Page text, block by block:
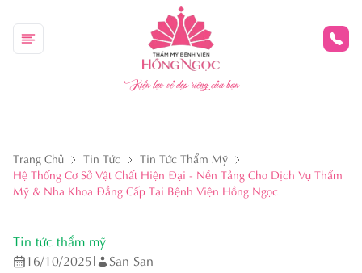
Kiến tạo vẻ đẹp riêng của bạn
Trang Chủ Tin Tức
Tin Tức Thẩm Mỹ
Hệ Thống Cơ Sở Vật Chất Hiện Đại - Nền Tảng Cho Dịch Vụ Thẩm
Mỹ & Nha Khoa Đẳng Cấp Tại Bệnh Viện Hồng Ngọc
Tin tức thẩm mỹ
16/10/2025| San San